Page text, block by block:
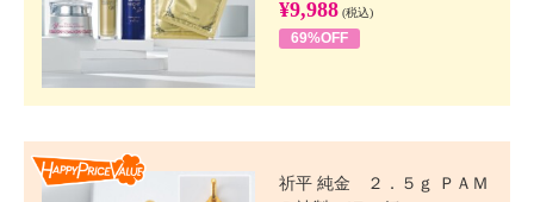
¥9,988 (税込)
69%OFF
祈平 純金 ２．５ｇ ＰＡＭ